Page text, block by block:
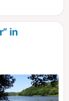
um die
in